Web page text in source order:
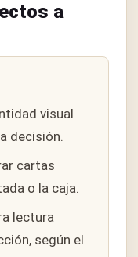
a
visual
decisión.
cartas
o la caja.
lectura
según el